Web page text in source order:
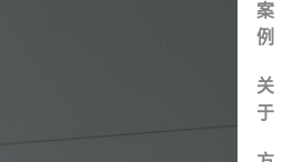
案
例
关
于